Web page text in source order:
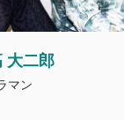
大二郎
マン